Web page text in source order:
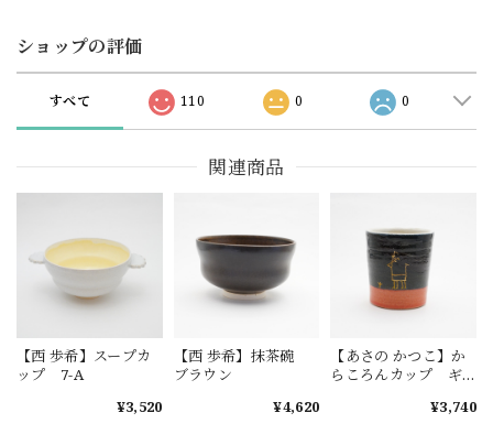
ショップの評価
すべて 110 0 0
関連商品
【西 歩希】スープカ
ップ 7-A
¥3,520
【西 歩希】抹茶碗
ブラウン
¥4,620
【あさの かつこ】か
らころんカップ ギ
¥3,740